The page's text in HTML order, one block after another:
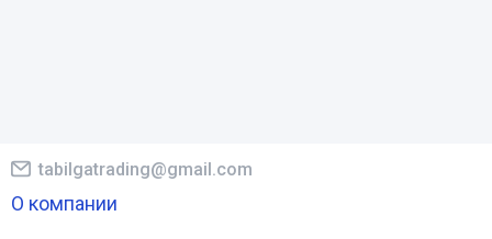
tabilgatrading@gmail.com
О компании